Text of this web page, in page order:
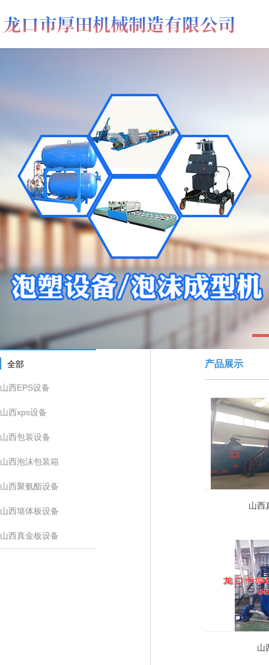
全部
山西EPS设备
山西xps设备
山西包装设备
山西泡沫包装箱
山西聚氨酯设备
山西墙体板设备
山西真金板设备
产品展示
山西
山